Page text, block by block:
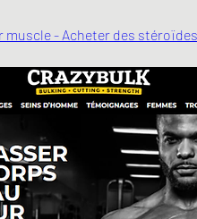
muscle - Acheter des